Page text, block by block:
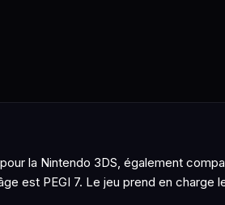
la Nintendo 3DS, également
est PEGI 7. Le jeu prend en charge